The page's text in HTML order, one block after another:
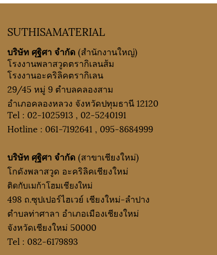
SUTHISAMATERIAL
บริษัท ศุฐิศา จำกัด (สำนักงานใหญ่)
โรงงานพลาสวูดตรากิเลนส้ม
โรงงานอะคริลิคตรากิเลน
29/45 หมู่ 9 ตำบลคลองสาม
อำเภอคลองหลวง จังหวัดปทุมธานี 12120
Tel : 02-1025913 , 02-5240191
Hotline : 061-7192641 , 095-8684999
บริษัท ศุฐิศา จำกัด (สาขาเชียงใหม่)
โกดังพลาสวูด อะคริลิคเชียงใหม่
ติดกับเมก้าโฮมเชียงใหม่
498 ถ.ซุปเปอร์ไฮเวย์ เชียงใหม่-ลำปาง
ตำบลท่าศาลา อำเภอเมืองเชียงใหม่
จังหวัดเชียงใหม่ 50000
Tel : 082-6179893